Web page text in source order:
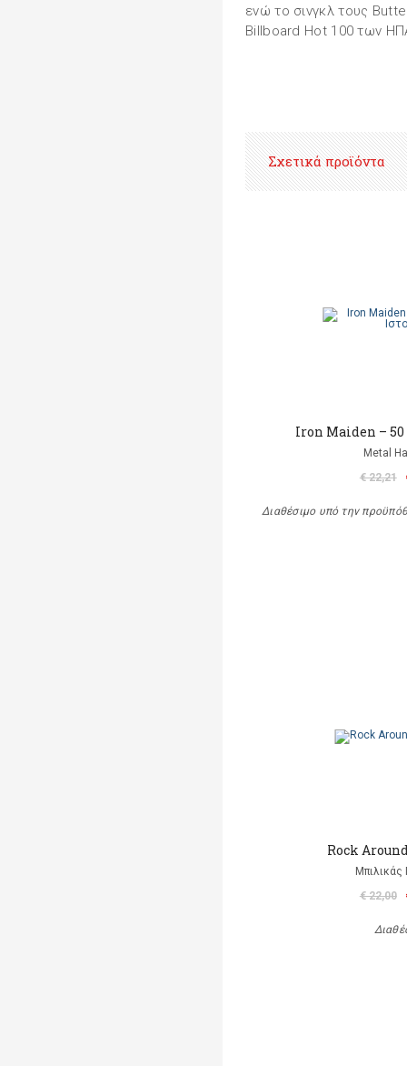
ενώ το σινγκλ τους
Billboard Hot 100 των
Σχετικά προϊόντα
Iron Maiden – 50
Metal
€ 22,21
Διαθέσιμο υπό την
Rock
Μπιλικάς
€ 22,00